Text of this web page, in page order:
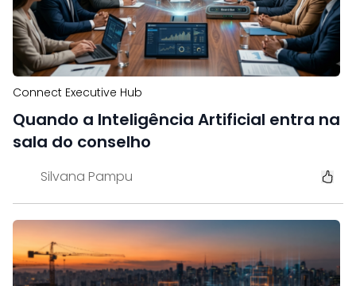
Connect Executive Hub
Quando a Inteligência Artificial entra na
sala do conselho
Silvana Pampu